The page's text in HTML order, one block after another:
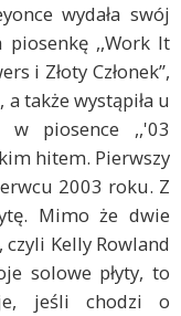
wydała swój
piosenkę ,,Work It
i Złoty Członek”,
także wystąpiła u
w piosence ,,'03
hitem. Pierwszy
2003 roku. Z
Mimo że dwie
Kelly Rowland
solowe płyty, to
je, jeśli chodzi o